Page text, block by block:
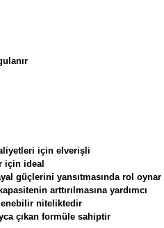
için elverişli
için ideal
güçlerini yansıtmasında rol oynar
arttırılmasına yardımcı
niteliktedir
çıkan formüle sahiptir